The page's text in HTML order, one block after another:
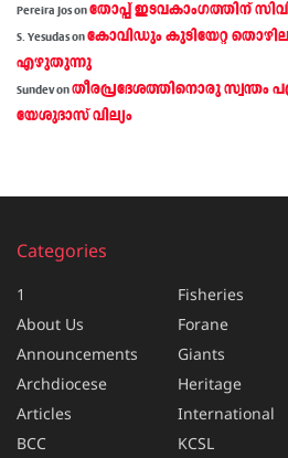
Pereira Josonതോപ്പ് ഇടവകാംഗത്തിന്
S. Yesudasonകോവിഡും കുടിയേറ്റ
എഴുതുന്നു
Sundevonതീരപ്രദേശത്തിനൊരു സ്വന്തം
യേശുദാസ് വില്യം
Categories
1
About Us
Announcements
Archdiocese
Articles
BCC
Fisheries
Forane
Giants
Heritage
International
KCSL